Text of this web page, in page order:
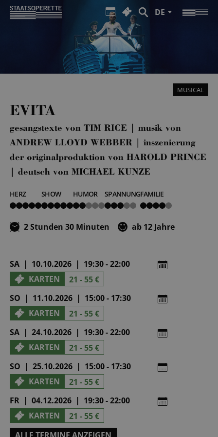
DE
MUSICAL
EVITA
gesangstexte von TIM RICE | musik von
ANDREW LLOYD WEBBER | inszenierung
der originalproduktion von HAROLD PRINCE
| deutsch von MICHAEL KUNZE
HERZ
5
von
SHOW
5
von
HUMOR
2
von
SPANNUNG
3
von
FAMILIE
4
von
2 Stunden 30 Minuten ab 12 Jahre
SA | 10.10.2026 | 19:30 - 22:00
KARTEN
21 - 55 €
SO | 11.10.2026 | 15:00 - 17:30
KARTEN
21 - 55 €
SA | 24.10.2026 | 19:30 - 22:00
KARTEN
21 - 55 €
SO | 25.10.2026 | 15:00 - 17:30
KARTEN
21 - 55 €
FR | 04.12.2026 | 19:30 - 22:00
KARTEN
21 - 55 €